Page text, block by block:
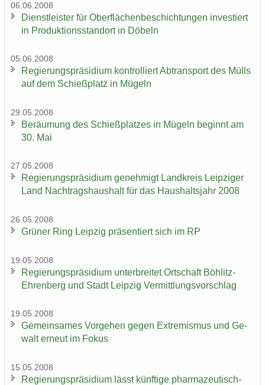
06.06.2008
Dienst­leis­ter für Ober­flä­chen­be­schich­tun­gen in­ves­tiert
in Pro­duk­ti­ons­stand­ort in Dö­beln
05.06.2008
Re­gie­rungs­prä­si­di­um kon­trol­liert Ab­trans­port des Mülls
auf dem Schieß­platz in Mü­geln
29.05.2008
Be­räu­mung des Schieß­plat­zes in Mü­geln be­ginnt am
30. Mai
27.05.2008
Re­gie­rungs­prä­si­di­um ge­neh­migt Land­kreis Leip­zi­ger
Land Nach­trags­haus­halt für das Haus­halts­jahr 2008
26.05.2008
Grü­ner Ring Leip­zig prä­sen­tiert sich im RP
19.05.2008
Re­gie­rungs­prä­si­di­um un­ter­brei­tet Ort­schaft Böhlitz-​
Ehrenberg und Stadt Leip­zig Ver­mitt­lungs­vor­schlag
19.05.2008
Ge­mein­sa­mes Vor­ge­hen gegen Ex­tre­mis­mus und Ge­
walt er­neut im Fokus
15.05.2008
Re­gie­rungs­prä­si­di­um lässt künf­ti­ge pharmazeutisch-​